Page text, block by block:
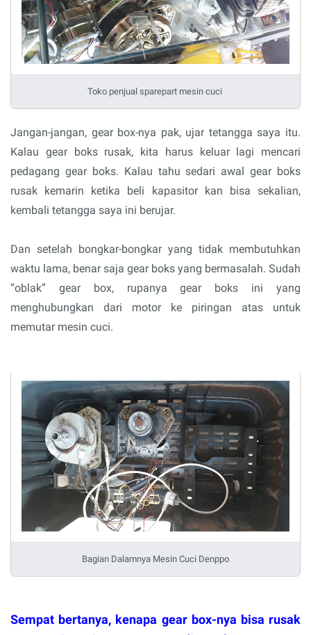
Toko penjual sparepart mesin cuci
Jangan-jangan, gear box-nya pak, ujar tetangga saya itu.
Kalau gear boks rusak, kita harus keluar lagi mencari
pedagang gear boks. Kalau tahu sedari awal gear boks
rusak kemarin ketika beli kapasitor kan bisa sekalian,
kembali tetangga saya ini berujar.
Dan setelah bongkar-bongkar yang tidak membutuhkan
waktu lama, benar saja gear boks yang bermasalah. Sudah
“oblak” gear box, rupanya gear boks ini yang
menghubungkan dari motor ke piringan atas untuk
memutar mesin cuci.
Bagian Dalamnya Mesin Cuci Denppo
Sempat bertanya, kenapa gear box-nya bisa rusak